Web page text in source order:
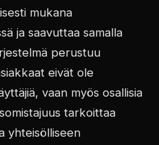
mukana
ja saavuttaa samalla
perustuu
eivät ole
vaan myös osallisia
tarkoittaa
yhteisölliseen